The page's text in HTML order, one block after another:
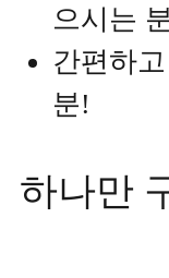
으시는
간편하
분!
하나만